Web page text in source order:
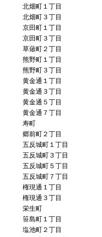
北畑町１丁目
北畑町３丁目
京田町１丁目
京田町３丁目
草薙町２丁目
熊野町１丁目
熊野町３丁目
黄金通１丁目
黄金通３丁目
黄金通５丁目
黄金通７丁目
寿町
郷前町２丁目
五反城町１丁目
五反城町３丁目
五反城町５丁目
五反城町７丁目
権現通１丁目
権現通３丁目
栄生町
笹島町１丁目
塩池町２丁目